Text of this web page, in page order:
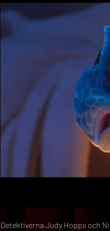
Detektiverna Judy Hopps och